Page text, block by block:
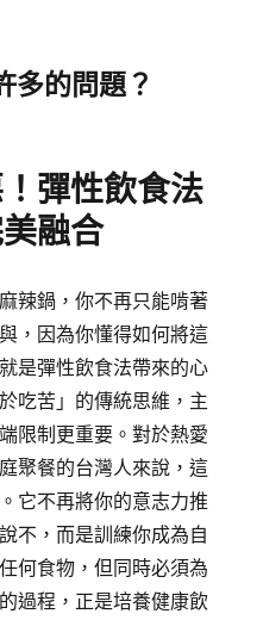
多的問題？
彈性飲食法
融合
辣鍋，你不再只能啃著
，因為你懂得如何將這
是彈性飲食法帶來的心
吃苦」的傳統思維，主
限制更重要。對於熱愛
聚餐的台灣人來說，這
它不再將你的意志力推
不，而是訓練你成為自
何食物，但同時必須為
過程，正是培養健康飲